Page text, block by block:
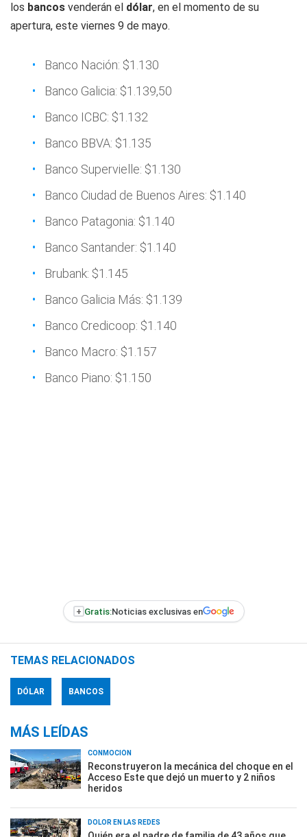
los bancos venderán el dólar, en el momento de su
apertura, este viernes 9 de mayo.
Banco Nación: $1.130
Banco Galicia: $1.139,50
Banco ICBC: $1.132
Banco BBVA: $1.135
Banco Supervielle: $1.130
Banco Ciudad de Buenos Aires: $1.140
Banco Patagonia: $1.140
Banco Santander: $1.140
Brubank: $1.145
Banco Galicia Más: $1.139
Banco Credicoop: $1.140
Banco Macro: $1.157
Banco Piano: $1.150
+ Gratis:Noticias exclusivas en
TEMAS RELACIONADOS
DÓLAR BANCOS
MÁS LEÍDAS
CONMOCIÓN
Reconstruyeron la mecánica del choque en el
Acceso Este que dejó un muerto y 2 niños
heridos
DOLOR EN LAS REDES